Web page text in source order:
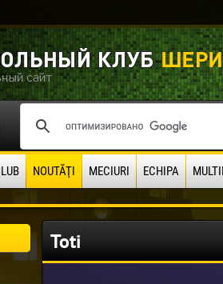
NOUTĂŢI MECIURI ECHIPA
Toti